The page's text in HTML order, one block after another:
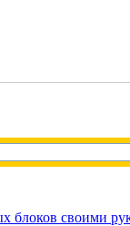
блоков своими